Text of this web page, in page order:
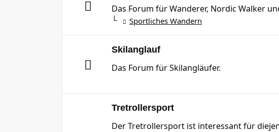
Das Forum für Wanderer, Nordic Walker
Sportliches Wandern
Skilanglauf
Das Forum für Skilangläufer.
Tretrollersport
Der Tretrollersport ist interessant für